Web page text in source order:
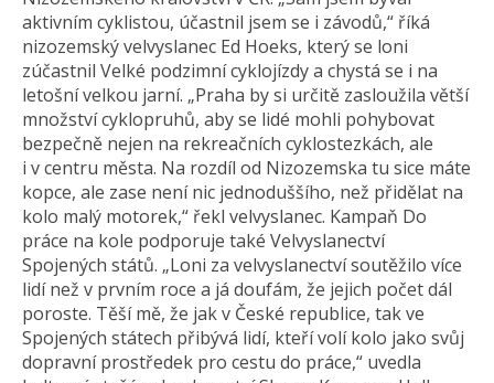
aktivním cyklistou, účastnil jsem se i závodů,“ říká
nizozemský velvyslanec Ed Hoeks, který se loni
zúčastnil Velké podzimní cyklojízdy a chystá se i na
letošní velkou jarní. „Praha by si určitě zasloužila větší
množství cyklopruhů, aby se lidé mohli pohybovat
bezpečně nejen na rekreačních cyklostezkách, ale
i v centru města. Na rozdíl od Nizozemska tu sice máte
kopce, ale zase není nic jednoduššího, než přidělat na
kolo malý motorek,“ řekl velvyslanec. Kampaň Do
práce na kole podporuje také Velvyslanectví
Spojených států. „Loni za velvyslanectví soutěžilo více
lidí než v prvním roce a já doufám, že jejich počet dál
poroste. Těší mě, že jak v České republice, tak ve
Spojených státech přibývá lidí, kteří volí kolo jako svůj
dopravní prostředek pro cestu do práce,“ uvedla